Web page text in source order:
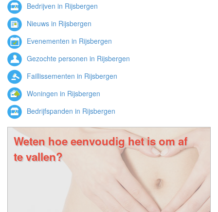
Bedrijven in Rijsbergen
Nieuws in Rijsbergen
Evenementen in Rijsbergen
Gezochte personen in Rijsbergen
Faillissementen in Rijsbergen
Woningen in Rijsbergen
Bedrijfspanden in Rijsbergen
Weten hoe eenvoudig het is om af
te vallen?